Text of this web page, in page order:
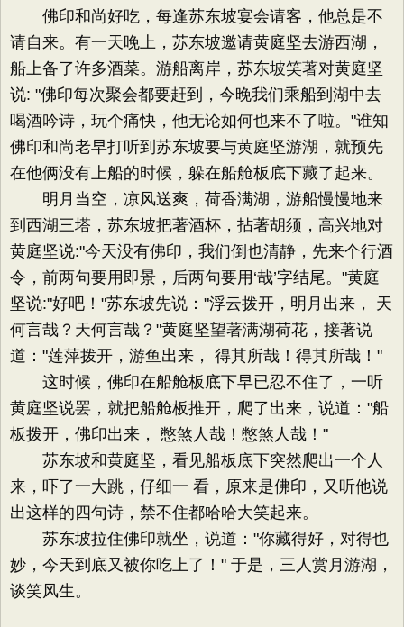
佛印和尚好吃，每逢苏东坡宴会请客，他总是不
请自来。有一天晚上，苏东坡邀请黄庭坚去游西湖，
船上备了许多酒菜。游船离岸，苏东坡笑著对黄庭坚
说: "佛印每次聚会都要赶到，今晚我们乘船到湖中去
喝酒吟诗，玩个痛快，他无论如何也来不了啦。"谁知
佛印和尚老早打听到苏东坡要与黄庭坚游湖，就预先
在他俩没有上船的时候，躲在船舱板底下藏了起来。
明月当空，凉风送爽，荷香满湖，游船慢慢地来
到西湖三塔，苏东坡把著酒杯，拈著胡须，高兴地对
黄庭坚说:"今天没有佛印，我们倒也清静，先来个行酒
令，前两句要用即景，后两句要用‘哉’字结尾。"黄庭
坚说:"好吧！"苏东坡先说："浮云拨开，明月出来， 天
何言哉？天何言哉？"黄庭坚望著满湖荷花，接著说
道："莲萍拨开，游鱼出来， 得其所哉！得其所哉！"
这时候，佛印在船舱板底下早已忍不住了，一听
黄庭坚说罢，就把船舱板推开，爬了出来，说道："船
板拨开，佛印出来， 憋煞人哉！憋煞人哉！"
苏东坡和黄庭坚，看见船板底下突然爬出一个人
来，吓了一大跳，仔细一 看，原来是佛印，又听他说
出这样的四句诗，禁不住都哈哈大笑起来。
苏东坡拉住佛印就坐，说道："你藏得好，对得也
妙，今天到底又被你吃上了！" 于是，三人赏月游湖，
谈笑风生。